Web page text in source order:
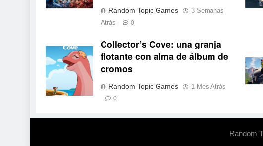
Random Topic Games
3 Semanas
Atrás
0
Collector's Cove
Collector’s Cove: una granja
flotante con alma de álbum de
cromos
Random Topic Games 1 Mes Atrás
0
Random